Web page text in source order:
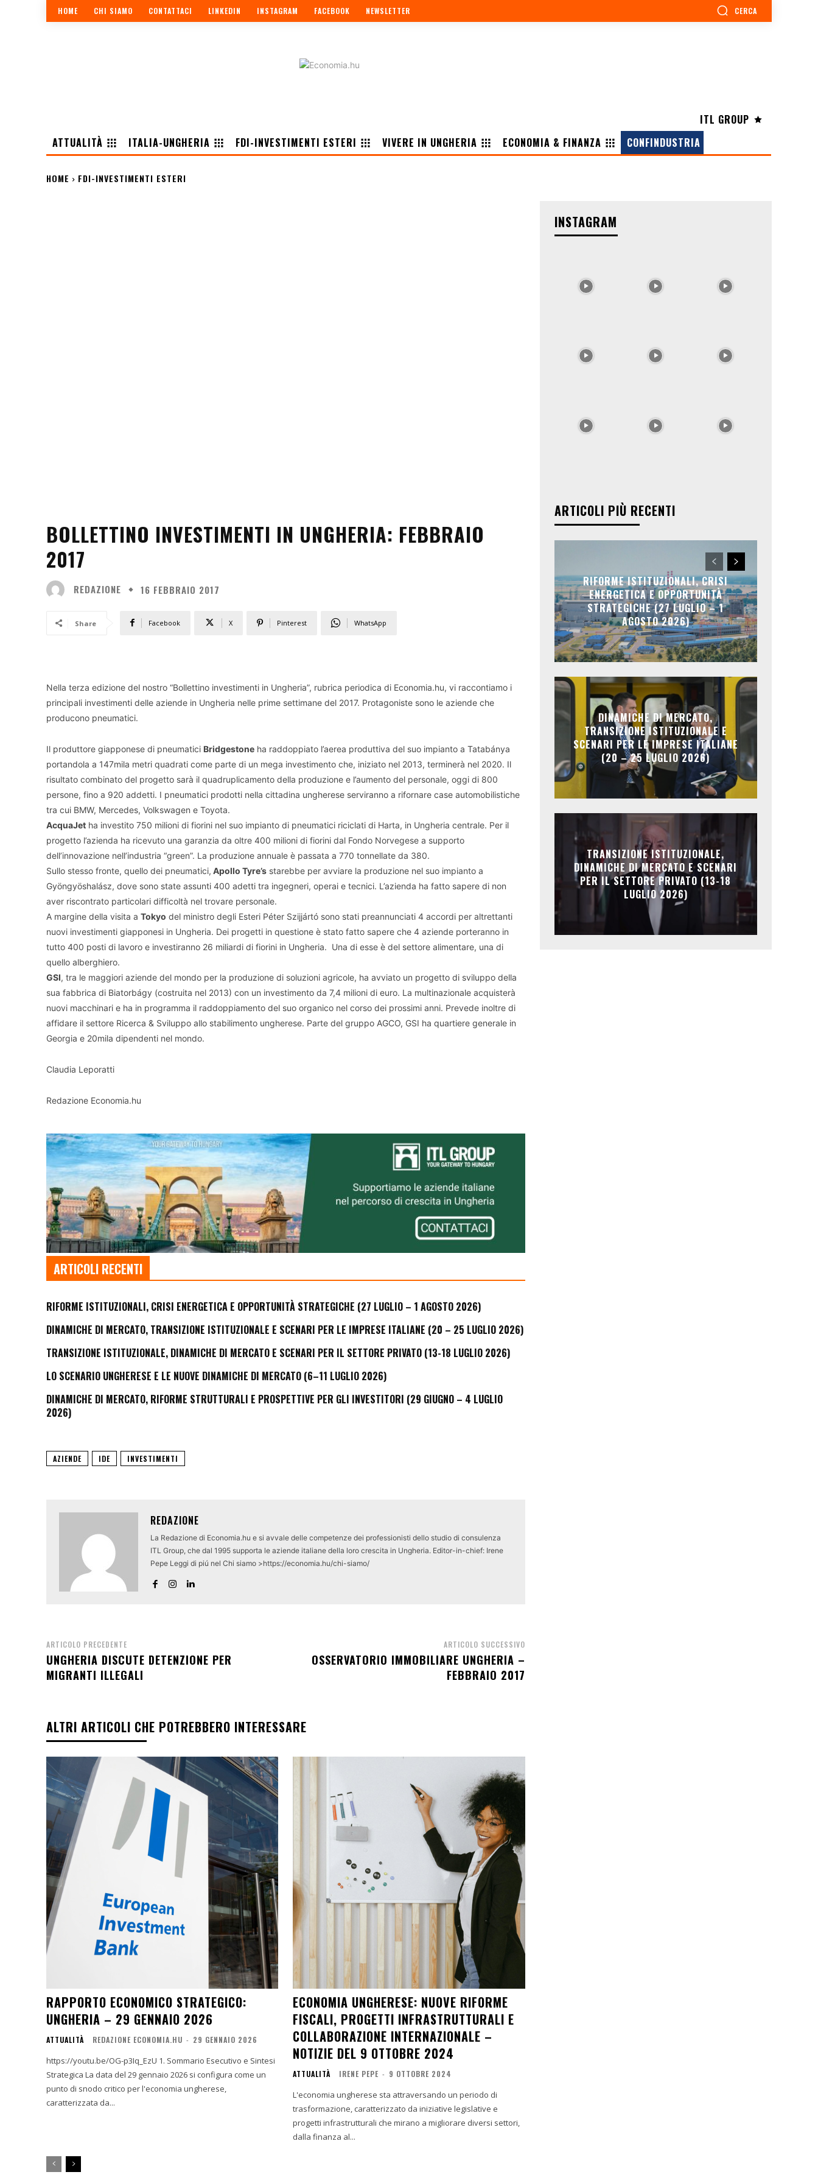
HOME CHI SIAMO CONTATTACI LINKEDIN INSTAGRAM FACEBOOK NEWSLETTER CERCA
ITL GROUP
ATTUALITÀ
ITALIA-UNGHERIA FDI-INVESTIMENTI ESTERI VIVERE IN UNGHERIA ECONOMIA & FINANZA CONFINDUSTRIA
HOME FDI-INVESTIMENTI ESTERI
BOLLETTINO INVESTIMENTI IN UNGHERIA: FEBBRAIO
2017
REDAZIONE 16 FEBBRAIO 2017
Share Facebook X Pinterest WhatsApp
Nella terza edizione del nostro “Bollettino investimenti in Ungheria”, rubrica periodica di Economia.hu, vi raccontiamo i
principali investimenti delle aziende in Ungheria nelle prime settimane del 2017. Protagoniste sono le aziende che
producono pneumatici.
Il produttore giapponese di pneumatici Bridgestone ha raddoppiato l’aerea produttiva del suo impianto a Tatabánya
portandola a 147mila metri quadrati come parte di un mega investimento che, iniziato nel 2013, terminerà nel 2020. Il
risultato combinato del progetto sarà il quadruplicamento della produzione e l’aumento del personale, oggi di 800
persone, fino a 920 addetti. I pneumatici prodotti nella cittadina ungherese serviranno a rifornare case automobilistiche
tra cui BMW, Mercedes, Volkswagen e Toyota.
AcquaJet ha investito 750 milioni di fiorini nel suo impianto di pneumatici riciclati di Harta, in Ungheria centrale. Per il
progetto l’azienda ha ricevuto una garanzia da oltre 400 milioni di fiorini dal Fondo Norvegese a supporto
dell’innovazione nell’industria “green”. La produzione annuale è passata a 770 tonnellate da 380.
Sullo stesso fronte, quello dei pneumatici, Apollo Tyre’s starebbe per avviare la produzione nel suo impianto a
Gyöngyöshalász, dove sono state assunti 400 adetti tra ingegneri, operai e tecnici. L’azienda ha fatto sapere di non
aver riscontrato particolari difficoltà nel trovare personale.
A margine della visita a Tokyo del ministro degli Esteri Péter Szijjártó sono stati preannunciati 4 accordi per altrettanti
nuovi investimenti giapponesi in Ungheria. Dei progetti in questione è stato fatto sapere che 4 aziende porteranno in
tutto 400 posti di lavoro e investiranno 26 miliardi di fiorini in Ungheria. Una di esse è del settore alimentare, una di
quello alberghiero.
GSI, tra le maggiori aziende del mondo per la produzione di soluzioni agricole, ha avviato un progetto di sviluppo della
sua fabbrica di Biatorbágy (costruita nel 2013) con un investimento da 7,4 milioni di euro. La multinazionale acquisterà
nuovi macchinari e ha in programma il raddoppiamento del suo organico nel corso dei prossimi anni. Prevede inoltre di
affidare il settore Ricerca & Sviluppo allo stabilimento ungherese. Parte del gruppo AGCO, GSI ha quartiere generale in
Georgia e 20mila dipendenti nel mondo.
Claudia Leporatti
Redazione Economia.hu
ARTICOLI RECENTI
RIFORME ISTITUZIONALI, CRISI ENERGETICA E OPPORTUNITÀ STRATEGICHE (27 LUGLIO – 1 AGOSTO 2026)
DINAMICHE DI MERCATO, TRANSIZIONE ISTITUZIONALE E SCENARI PER LE IMPRESE ITALIANE (20 – 25 LUGLIO 2026)
TRANSIZIONE ISTITUZIONALE, DINAMICHE DI MERCATO E SCENARI PER IL SETTORE PRIVATO (13-18 LUGLIO 2026)
LO SCENARIO UNGHERESE E LE NUOVE DINAMICHE DI MERCATO (6–11 LUGLIO 2026)
DINAMICHE DI MERCATO, RIFORME STRUTTURALI E PROSPETTIVE PER GLI INVESTITORI (29 GIUGNO – 4 LUGLIO
2026)
AZIENDE IDE INVESTIMENTI
REDAZIONE
La Redazione di Economia.hu e si avvale delle competenze dei professionisti dello studio di consulenza
ITL Group, che dal 1995 supporta le aziende italiane della loro crescita in Ungheria. Editor-in-chief: Irene
Pepe Leggi di piú nel Chi siamo >https://economia.hu/chi-siamo/
ARTICOLO PRECEDENTE
UNGHERIA DISCUTE DETENZIONE PER
MIGRANTI ILLEGALI
ARTICOLO SUCCESSIVO
OSSERVATORIO IMMOBILIARE UNGHERIA –
FEBBRAIO 2017
ALTRI ARTICOLI CHE POTREBBERO INTERESSARE
RAPPORTO ECONOMICO STRATEGICO:
UNGHERIA – 29 GENNAIO 2026
ATTUALITÀ REDAZIONE ECONOMIA.HU - 29 GENNAIO 2026
https://youtu.be/OG-p3Iq_EzU 1. Sommario Esecutivo e Sintesi
Strategica La data del 29 gennaio 2026 si configura come un
punto di snodo critico per l'economia ungherese,
caratterizzata da...
ECONOMIA UNGHERESE: NUOVE RIFORME
FISCALI, PROGETTI INFRASTRUTTURALI E
COLLABORAZIONE INTERNAZIONALE –
NOTIZIE DEL 9 OTTOBRE 2024
ATTUALITÀ IRENE PEPE - 9 OTTOBRE 2024
L'economia ungherese sta attraversando un periodo di
trasformazione, caratterizzato da iniziative legislative e
progetti infrastrutturali che mirano a migliorare diversi settori,
dalla finanza al...
INSTAGRAM
ARTICOLI PIÙ RECENTI
RIFORME ISTITUZIONALI, CRISI
ENERGETICA E OPPORTUNITÀ
STRATEGICHE (27 LUGLIO – 1
AGOSTO 2026)
DINAMICHE DI MERCATO,
TRANSIZIONE ISTITUZIONALE E
SCENARI PER LE IMPRESE ITALIANE
(20 – 25 LUGLIO 2026)
TRANSIZIONE ISTITUZIONALE,
DINAMICHE DI MERCATO E SCENARI
PER IL SETTORE PRIVATO (13-18
LUGLIO 2026)